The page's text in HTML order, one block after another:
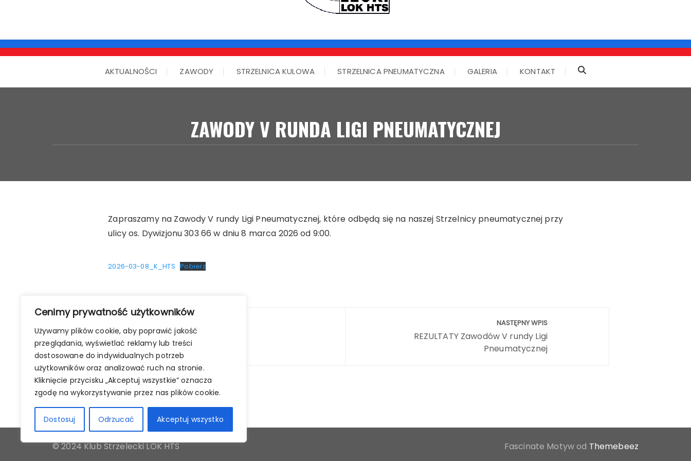
Cenimy prywatność użytkowników
Używamy plików cookie, aby poprawić jakość
przeglądania, wyświetlać reklamy lub treści
dostosowane do indywidualnych potrzeb
użytkowników oraz analizować ruch na stronie.
Kliknięcie przycisku „Akceptuj wszystkie” oznacza
zgodę na wykorzystywanie przez nas plików cookie.
Dostosuj Odrzucać Akceptuj wszystko
AKTUALNOŚCI ZAWODY STRZELNICA KULOWA STRZELNICA PNEUMATYCZNA GALERIA KONTAKT
ZAWODY V RUNDA LIGI PNEUMATYCZNEJ
Zapraszamy na Zawody V rundy Ligi Pneumatycznej, które odbędą się na naszej Strzelnicy pneumatycznej przy
ulicy os. Dywizjonu 303 66 w dniu 8 marca 2026 od 9:00.
2026-03-08_K_HTS Pobierz
Nawigacja
wpisuREZULTATY Zawodów z okazji
Międzynarodowego dnia Pizzy
NASTĘPNY WPIS
REZULTATY Zawodów V rundy Ligi
Pneumatycznej
© 2024 Klub Strzelecki LOK HTS Fascinate Motyw od Themebeez